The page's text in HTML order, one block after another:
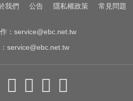
？停班課標準、宣布
我們 公告 隱私權政策 常見問題
： service@ebc.net.tw
service@ebc.net.tw